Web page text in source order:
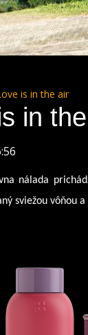
is in the air
in
nálada
sviežou vôňou